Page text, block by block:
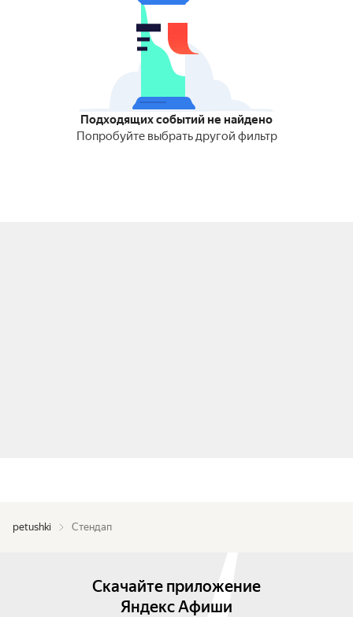
Подходящих событий не найдено
Попробуйте выбрать другой фильтр
petushki Стендап
Скачайте приложение
Яндекс Афиши